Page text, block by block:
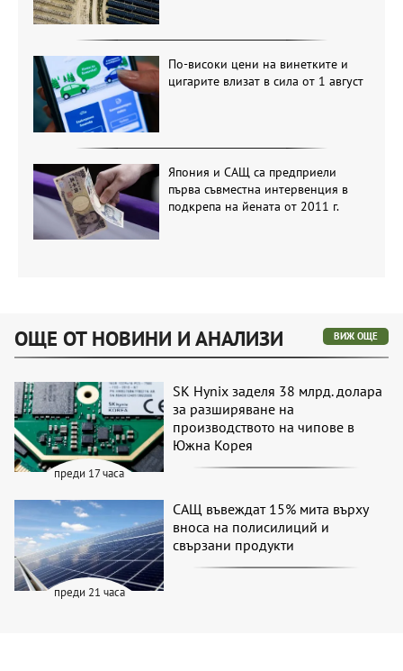
По-високи цени на винетките и
цигарите влизат в сила от 1 август
Япония и САЩ са предприели
първа съвместна интервенция в
подкрепа на йената от 2011 г.
ОЩЕ ОТ НОВИНИ И АНАЛИЗИ ВИЖ ОЩЕ
преди 17 часа
SK Hynix заделя 38 млрд. долара
за разширяване на
производството на чипове в
Южна Корея
преди 21 часа
САЩ въвеждат 15% мита върху
вноса на полисилиций и
свързани продукти